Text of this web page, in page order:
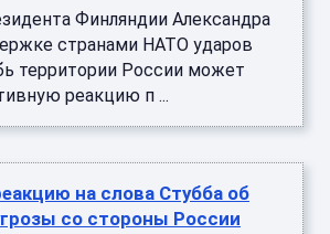
Финляндии Александра
странами НАТО ударов
территории России может
реакцию п ...
на слова Стубба об
со стороны России